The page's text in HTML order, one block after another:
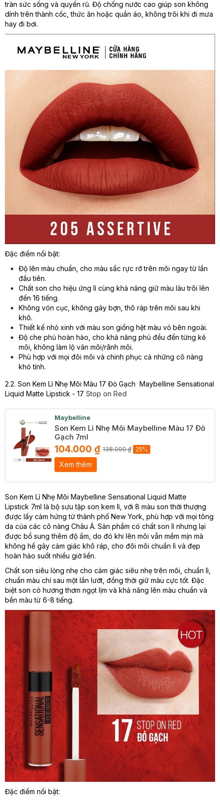
tràn sức sống và quyến rũ. Độ chống nước cao giúp son không
dính trên thành cốc, thức ăn hoặc quần áo, không trôi khi đi mưa
hay đi bơi.
Đặc điểm nổi bật:
Độ lên màu chuẩn, cho màu sắc rực rỡ trên môi ngay từ lần
đầu tiên.
Chất son cho hiệu ứng lì cùng khả năng giữ màu lâu trôi lên
đến 16 tiếng.
Không vón cục, không gây bợn, thô ráp trên môi sau khi
khô.
Thiết kế nhỏ xinh với màu son giống hệt màu vỏ bên ngoài.
Độ che phủ hoàn hảo, cho khả năng phủ đều đến từng kẽ
môi, không làm lộ vân môi/rãnh môi.
Phù hợp với mọi đôi môi và chinh phục cả những cô nàng
khó tính.
2.2. Son Kem Lì Nhẹ Môi Màu 17 Đỏ Gạch Maybelline Sensational
Liquid Matte Lipstick - 17 Stop on Red
Maybelline
Son Kem Lì Nhẹ Môi Maybelline Màu 17 Đỏ
Gạch 7ml
104.000 ₫ 138.000 ₫ 25%
Xem thêm
Son Kem Lì Nhẹ Môi Maybelline Sensational Liquid Matte
Lipstick 7ml là bộ sưu tập son kem lì, với 8 màu son thời thượng
được lấy cảm hứng từ thành phố New York, phù hợp với mọi tông
da của các cô nàng Châu Á. Sản phẩm có chất son lì nhưng lại
được bổ sung thêm độ ẩm, do đó khi lên môi vẫn mềm mịn mà
không hề gây cảm giác khô ráp, cho đôi môi chuẩn lì và đẹp
hoàn hảo suốt nhiều giờ liền.
Chất son siêu lỏng nhẹ cho cảm giác siêu nhẹ trên môi, chuẩn lì,
chuẩn màu chỉ sau một lần lướt, đồng thời giữ màu cực tốt. Đặc
biệt son có hương thơm ngọt lịm và khả năng lên màu chuẩn và
bền màu từ 6-8 tiếng.
Đặc điểm nổi bật: